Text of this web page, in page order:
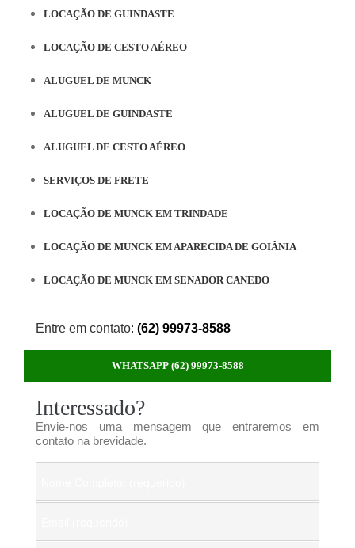
LOCAÇÃO DE GUINDASTE
LOCAÇÃO DE CESTO AÉREO
ALUGUEL DE MUNCK
ALUGUEL DE GUINDASTE
ALUGUEL DE CESTO AÉREO
SERVIÇOS DE FRETE
LOCAÇÃO DE MUNCK EM TRINDADE
LOCAÇÃO DE MUNCK EM APARECIDA DE GOIÂNIA
LOCAÇÃO DE MUNCK EM SENADOR CANEDO
Entre em contato: (62) 99973-8588
WHATSAPP (62) 99973-8588
Interessado?
Envie-nos uma mensagem que entraremos em
contato na brevidade.